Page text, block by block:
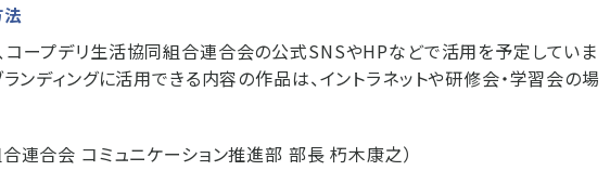
コープデリ生活協同組合連合会の公式SNSやHPなどで活用を予定していま
ランディングに活用できる内容の作品は、イントラネットや研修会・学習会の場
連合会 コミュニケーション推進部 部長 朽木康之）